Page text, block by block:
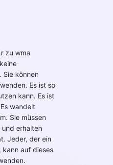
zu wma
Sie können
Es ist so
kann. Es ist
wandelt
Sie müssen
erhalten
Jeder, der ein
kann auf dieses